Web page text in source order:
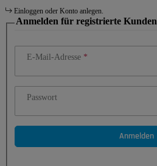
Einloggen oder Konto anlegen.
Anmelden für registrierte Kunden
E-Mail-Adresse
Passwort
Anmelden